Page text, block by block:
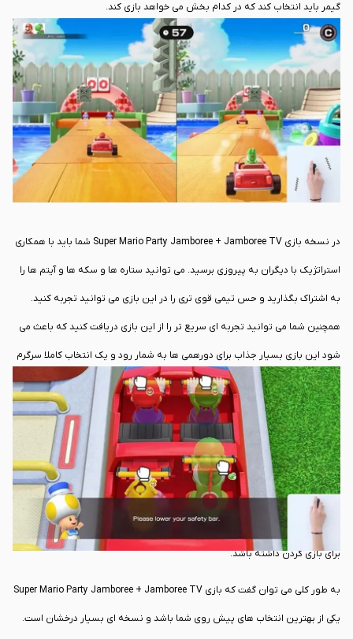
گیمر باید انتخاب کند که در کدام بخش می خواهد بازی کند.
در بازی Super Mario Party Jamboree + Jamboree TV شما می توانید مینی گیم
های ماوس را مشاهده کنید. در واقع 14 مینی گیم جدید در این بازی برای کنترل
های ماوس جوی کان 2 طراحی و پیاده سازی شده اند. این مینی گیم ها به صورت
2v2 ساخته شده اند و تنوع را در کنار هیجان بسیار زیاد به مجموعه اضافه می
کنند.
در نسخه بازی Super Mario Party Jamboree + Jamboree TV شما باید با همکاری
استراتژیک با دیگران به پیروزی برسید. می توانید ستاره ها و سکه ها و آیتم ها را
به اشتراک بگذارید و حس تیمی قوی تری را در این بازی می توانید تجربه کنید.
همچنین شما می توانید تجربه ای سریع تر را از این بازی دریافت کنید که باعث می
شود این بازی بسیار جذاب برای دورهمی ها به شمار رود و یک انتخاب کاملا سرگرم
کننده باشد.
از دیگر بخش های جدید این بازی می توان به حالت های جانبی مانند Carnival
Coaster و Bowser Live اشاره نمود. انتظارات در این بازی به خوبی برآورده می
شوند و شما می توانید یک سری مینی گیم های جذاب را مشاهده کنید. همچنین
باید در نظر داشته باشید که از تمامی امکانات سخت افزاری در نینتندو سوئیچ دو
به خوبی در این بازی استفاده شده است که باعث می شود این عنوان ارزش بالایی
برای بازی کردن داشته باشد.
به طور کلی می توان گفت که بازی Super Mario Party Jamboree + Jamboree TV
یکی از بهترین انتخاب های پیش روی شما باشد و نسخه ای بسیار درخشان است.